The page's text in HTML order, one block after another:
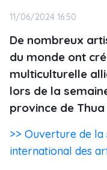
11/06/2024 16:50
De nombreux
du monde ont
multiculturelle
lors de la
province de
>> Ouverture de la
international des